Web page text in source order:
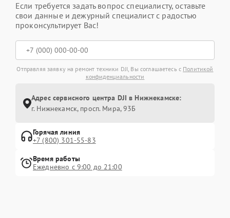
Если требуется задать вопрос специалисту, оставьте
свои данные и дежурный специалист с радостью
проконсультирует Вас!
Отправляя заявку на ремонт техники DJI, Вы соглашаетесь с Политикой
конфиденциальности
Адрес сервисного центра DJI в Нижнекамске:
г. Нижнекамск, просп. Мира, 93Б
Горячая линия
+7 (800) 301-55-83
Время работы
Ежедневно с 9:00 до 21:00